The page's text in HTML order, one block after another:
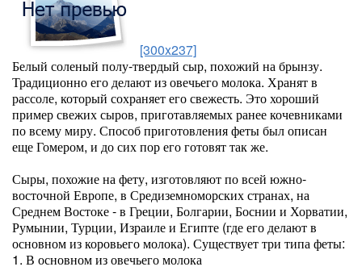
[300x237]
Белый соленый полу-твердый сыр, похожий на брынзу.
Традиционно его делают из овечьего молока. Хранят в
рассоле, который сохраняет его свежесть. Это хороший
пример свежих сыров, приготавляемых ранее кочевниками
по всему миру. Способ приготовления феты был описан
еще Гомером, и до сих пор его готовят так же.
Сыры, похожие на фету, изготовляют по всей южно-
восточной Европе, в Средиземноморских странах, на
Среднем Востоке - в Греции, Болгарии, Боснии и Хорватии,
Румынии, Турции, Израиле и Египте (где его делают в
основном из коровьего молока). Существует три типа феты:
1. В основном из овечьего молока